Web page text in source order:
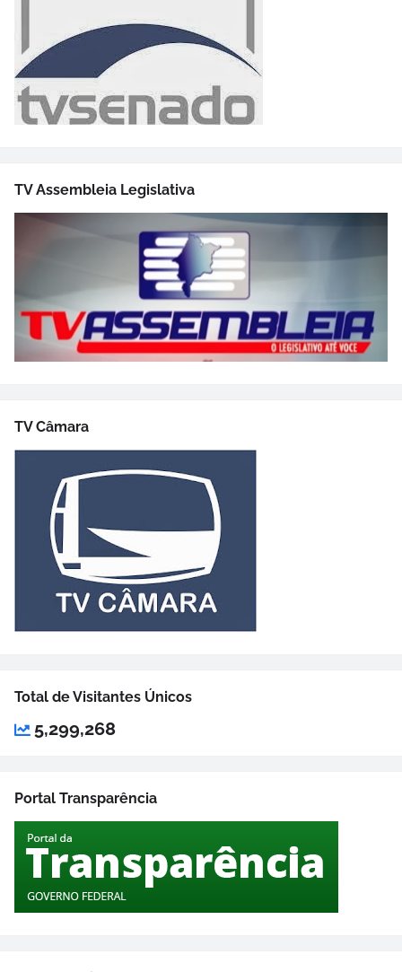
TV Assembleia Legislativa
TV Câmara
Total de Visitantes Únicos
5,299,268
Portal Transparência